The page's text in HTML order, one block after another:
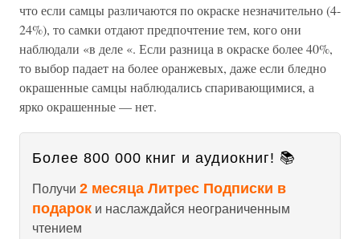
что если самцы различаются по окраске незначительно (4-
24%), то самки отдают предпочтение тем, кого они
наблюдали «в деле «. Если разница в окраске более 40%,
то выбор падает на более оранжевых, даже если бледно
окрашенные самцы наблюдались спаривающимися, а
ярко окрашенные — нет.
Более 800 000 книг и аудиокниг! 📚
Получи 2 месяца Литрес Подписки в
подарок и наслаждайся неограниченным
чтением